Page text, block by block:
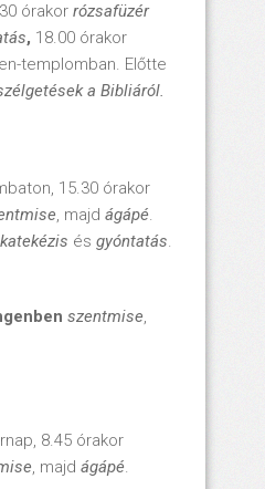
órakor rózsafüzér
, 18.00 órakor
templomban. Előtte
a Bibliáról.
15.30 órakor
, majd ágápé.
katekézis és gyóntatás.
szentmise,
8.45 órakor
, majd ágápé.